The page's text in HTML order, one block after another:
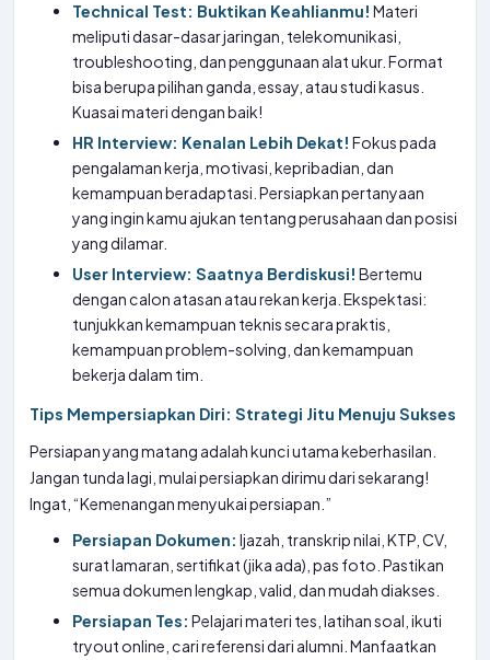
Technical Test: Buktikan Keahlianmu! Materi
meliputi dasar-dasar jaringan, telekomunikasi,
troubleshooting, dan penggunaan alat ukur. Format
bisa berupa pilihan ganda, essay, atau studi kasus.
Kuasai materi dengan baik!
HR Interview: Kenalan Lebih Dekat! Fokus pada
pengalaman kerja, motivasi, kepribadian, dan
kemampuan beradaptasi. Persiapkan pertanyaan
yang ingin kamu ajukan tentang perusahaan dan posisi
yang dilamar.
User Interview: Saatnya Berdiskusi! Bertemu
dengan calon atasan atau rekan kerja. Ekspektasi:
tunjukkan kemampuan teknis secara praktis,
kemampuan problem-solving, dan kemampuan
bekerja dalam tim.
Tips Mempersiapkan Diri: Strategi Jitu Menuju Sukses
Persiapan yang matang adalah kunci utama keberhasilan.
Jangan tunda lagi, mulai persiapkan dirimu dari sekarang!
Ingat, “Kemenangan menyukai persiapan.”
Persiapan Dokumen: Ijazah, transkrip nilai, KTP, CV,
surat lamaran, sertifikat (jika ada), pas foto. Pastikan
semua dokumen lengkap, valid, dan mudah diakses.
Persiapan Tes: Pelajari materi tes, latihan soal, ikuti
tryout online, cari referensi dari alumni. Manfaatkan